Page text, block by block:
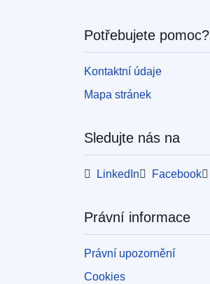
Potřebujete pomoc?
Kontaktní údaje
Mapa stránek
Sledujte nás na
LinkedIn Facebook
Právní informace
Právní upozornění
Cookies